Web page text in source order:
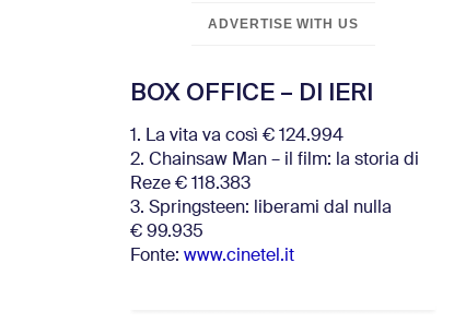
ADVERTISE WITH US
BOX OFFICE – DI IERI
1. La vita va così € 124.994
2. Chainsaw Man – il film: la storia di
Reze € 118.383
3. Springsteen: liberami dal nulla
€ 99.935
Fonte: www.cinetel.it